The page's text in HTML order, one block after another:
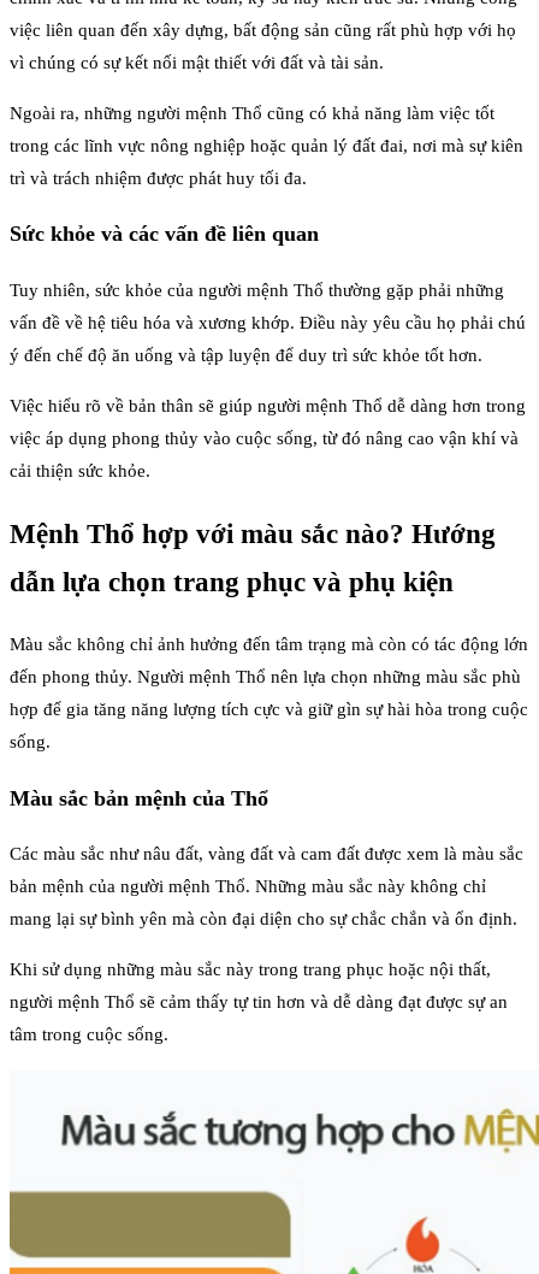
việc liên quan đến xây dựng, bất động sản cũng rất phù hợp với họ
vì chúng có sự kết nối mật thiết với đất và tài sản.
Ngoài ra, những người mệnh Thổ cũng có khả năng làm việc tốt
trong các lĩnh vực nông nghiệp hoặc quản lý đất đai, nơi mà sự kiên
trì và trách nhiệm được phát huy tối đa.
Sức khỏe và các vấn đề liên quan
Tuy nhiên, sức khỏe của người mệnh Thổ thường gặp phải những
vấn đề về hệ tiêu hóa và xương khớp. Điều này yêu cầu họ phải chú
ý đến chế độ ăn uống và tập luyện để duy trì sức khỏe tốt hơn.
Việc hiểu rõ về bản thân sẽ giúp người mệnh Thổ dễ dàng hơn trong
việc áp dụng phong thủy vào cuộc sống, từ đó nâng cao vận khí và
cải thiện sức khỏe.
Mệnh Thổ hợp với màu sắc nào? Hướng
dẫn lựa chọn trang phục và phụ kiện
Màu sắc không chỉ ảnh hưởng đến tâm trạng mà còn có tác động lớn
đến phong thủy. Người mệnh Thổ nên lựa chọn những màu sắc phù
hợp để gia tăng năng lượng tích cực và giữ gìn sự hài hòa trong cuộc
sống.
Màu sắc bản mệnh của Thổ
Các màu sắc như nâu đất, vàng đất và cam đất được xem là màu sắc
bản mệnh của người mệnh Thổ. Những màu sắc này không chỉ
mang lại sự bình yên mà còn đại diện cho sự chắc chắn và ổn định.
Khi sử dụng những màu sắc này trong trang phục hoặc nội thất,
người mệnh Thổ sẽ cảm thấy tự tin hơn và dễ dàng đạt được sự an
tâm trong cuộc sống.